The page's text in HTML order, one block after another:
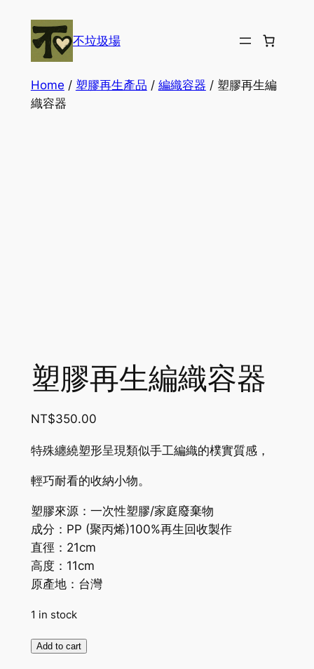
content
不垃圾場
Home / 塑膠再生產品 / 編織容器 / 塑膠再生編
織容器
塑膠再生編織容器
NT$350.00
特殊纏繞塑形呈現類似手工編織的樸實質感，
輕巧耐看的收納小物。
塑膠來源：一次性塑膠/家庭廢棄物
成分： PP (聚丙烯)100%再生回收製作
直徑：21cm
高度：11cm
原產地：台灣
1 in stock
塑Add to cart